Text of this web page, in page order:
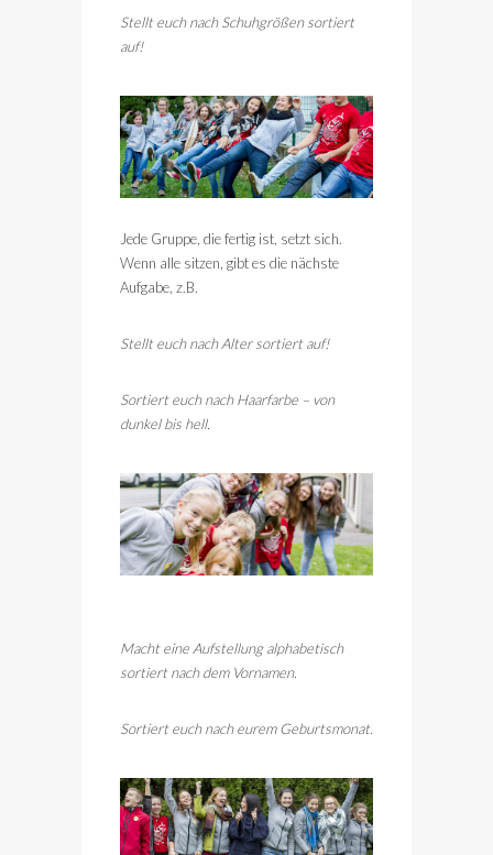
Stellt euch nach Schuhgrößen sortiert
auf!
Jede Gruppe, die fertig ist, setzt sich.
Wenn alle sitzen, gibt es die nächste
Aufgabe, z.B.
Stellt euch nach Alter sortiert auf!
Sortiert euch nach Haarfarbe – von
dunkel bis hell.
Macht eine Aufstellung alphabetisch
sortiert nach dem Vornamen.
Sortiert euch nach eurem Geburtsmonat.